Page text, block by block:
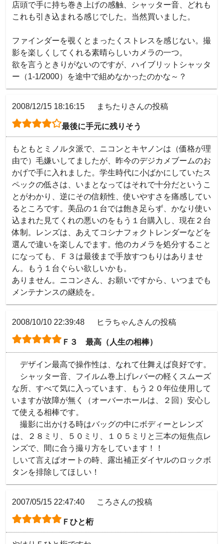
店頭で手に持ち巻き上げの感触、シャッター音、どれも
これも引き込まれる感じでした。当然買いました。
ファインダーを覗くとまったくストレスを感じない。撮
影を楽しくしてくれる素晴らしいカメラの一つ。
欲を言うときりがないのですが、ハイブリットシャッタ
ー（1-1/2000）を途中で組めなかったのかな～？
2008/12/15 18:16:15 まちたりさんの投稿
最後に手元に残りそう
もともとミノルタ派で、ニコンとキヤノンは（価格が理
由で）毛嫌いしてましたが、昨今のデジカメブームのお
かげで手に入れました。学生時代に小ばかにしていたス
ペックの低さは、いまとなってはそれで十分だというこ
とがわかり、逆にその信頼性、使いやすさを痛感してい
るところです。美品の１台では飽き足らず、かなり使い
込まれた見てくれの悪いのをもう１台購入し、現在２台
体制。レンズは、あえてコシナフォクトレンダーなどを
選んで違いを楽しんでます。他のカメラを処分すること
になっても、Ｆ３は最後まで手放すつもりはありませ
ん。もう１台ぐらい欲しいかも。
ありません。ニコンさん、お願いですから、いつまでも
メンテナンスの継続を。
2008/10/10 22:39:48 ヒラちゃんさんの投稿
Ｆ３ 最高（人生の相棒）
デザイン最高で操作性は、なれて仕舞えば良好です。
シャッター音、フイルム巻上げレバーの軽くスムーズ
な所、すべて気に入っています、もう２０年位使用して
いますが故障が無く（オーバーホールは、２回）安心し
て使える相棒です。
撮影に出かける時はバッグの中にボディーとレンズ
は、２８ミリ、５０ミリ、１０５ミリと三本の短焦点レ
ンズで、間に合う撮り方をしています！！
しいて言えばオートの時、露出補正ダイヤルのロックボ
タンを排除してほしい！
2007/05/15 22:47:40 ころさんの投稿
Ｆひと桁